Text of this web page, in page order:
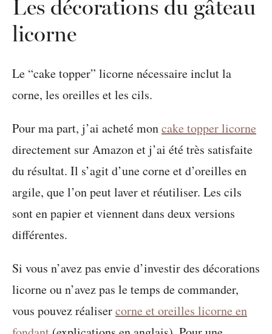
Les décorations du gâteau
licorne
Le “cake topper” licorne nécessaire inclut la
corne, les oreilles et les cils.
Pour ma part, j’ai acheté moncake topper licorne
directement sur Amazon et j’ai été très satisfaite
du résultat. Il s’agit d’une corne et d’oreilles en
argile, que l’on peut laver et réutiliser. Les cils
sont en papier et viennent dans deux versions
différentes.
Si vous n’avez pas envie d’investir des décorations
licorne ou n’avez pas le temps de commander,
vous pouvez réalisercorne et oreilles licorne en